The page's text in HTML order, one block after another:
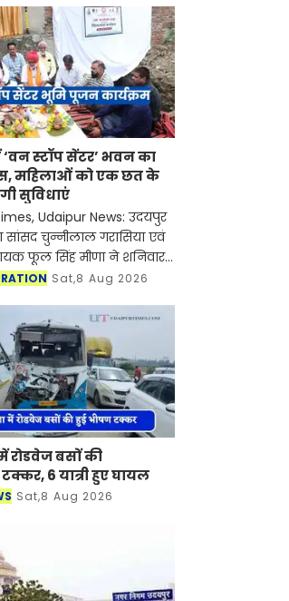
स्टॉप सेंटर’ भवन का
महिलाओं को एक छत के
सुविधाएं
Udaipur News: उदयपुर
सांसद चुन्नीलाल गरासिया एवं
फूल सिंह मीणा ने शनिवार
स्टॉप सेंटर (सखी केंद्र) के
Sat,8 Aug 2026
रोडवेज बसों की
6 यात्री हुए घायल
Sat,8 Aug 2026